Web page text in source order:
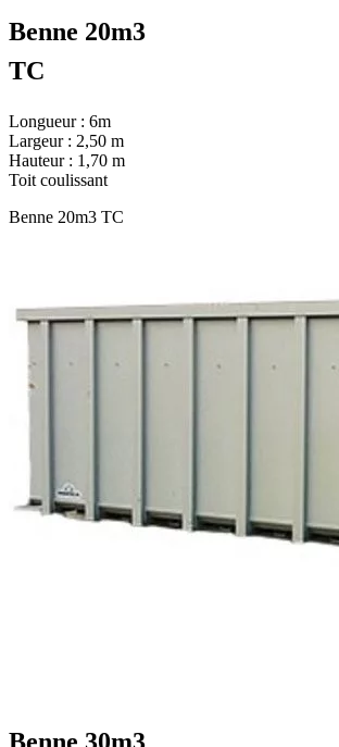
Benne 20m3
TC
Longueur : 6m
Largeur : 2,50 m
Hauteur : 1,70 m
Toit coulissant
Benne 20m3 TC